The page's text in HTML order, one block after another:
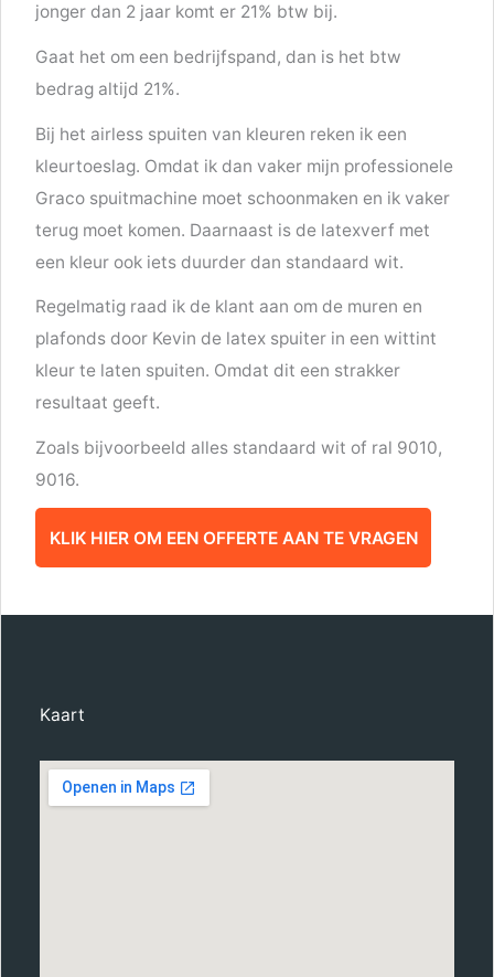
jonger dan 2 jaar komt er 21% btw bij.
Gaat het om een bedrijfspand, dan is het btw
bedrag altijd 21%.
Bij het airless spuiten van kleuren reken ik een
kleurtoeslag. Omdat ik dan vaker mijn professionele
Graco spuitmachine moet schoonmaken en ik vaker
terug moet komen. Daarnaast is de latexverf met
een kleur ook iets duurder dan standaard wit.
Regelmatig raad ik de klant aan om de muren en
plafonds door Kevin de latex spuiter in een wittint
kleur te laten spuiten. Omdat dit een strakker
resultaat geeft.
Zoals bijvoorbeeld alles standaard wit of ral 9010,
9016.
KLIK HIER OM EEN OFFERTE AAN TE VRAGEN
Kaart